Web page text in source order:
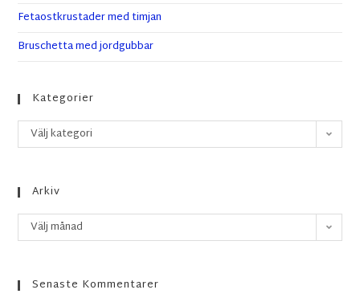
Fetaostkrustader med timjan
Bruschetta med jordgubbar
Kategorier
Välj kategori
Arkiv
Välj månad
Senaste Kommentarer